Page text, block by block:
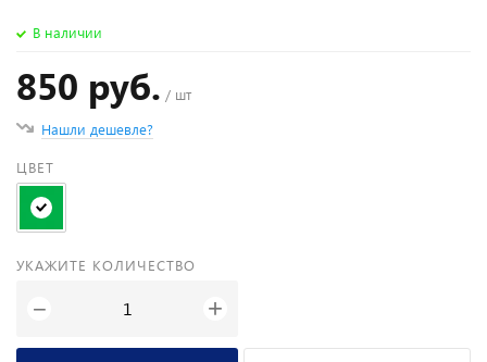
В наличии
850 руб. / шт
Нашли дешевле?
ЦВЕТ
УКАЖИТЕ КОЛИЧЕСТВО
− +